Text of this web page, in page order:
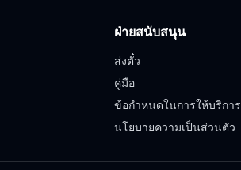
ฝ่ายสนับสนุน
ส่งตั๋ว
คู่มือ
ข้อกำหนดในการให้บริการ
นโยบายความเป็นส่วนตัว